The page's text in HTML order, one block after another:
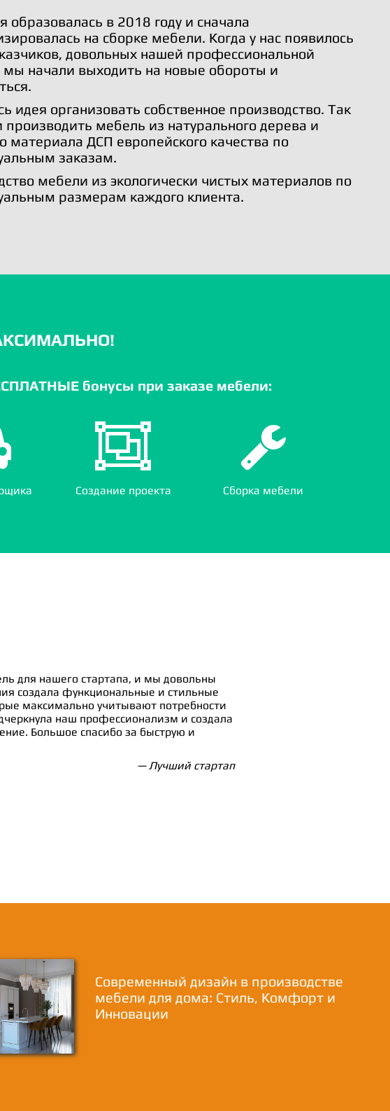
образовалась в 2018 году и сначала
на сборке мебели. Когда у нас появилось
довольных нашей профессиональной
мы начали выходить на новые обороты и
идея организовать собственное производство. Так
мебель из натурального дерева и
материала ДСП европейского качества по
заказам.
мебели из экологически чистых материалов по
размерам каждого клиента.
бонусы при заказе мебели:
Создание проекта Сборка мебели
для нашего стартапа, и мы довольны
создала функциональные и стильные
максимально учитывают потребности
наш профессионализм и создала
Большое спасибо за быструю и
— Лучший стартап
Современный дизайн в производстве
мебели для дома: Стиль, Комфорт и
Инновации